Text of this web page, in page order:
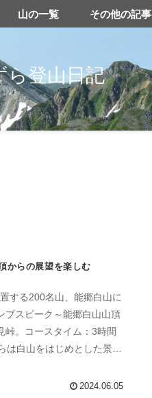
ら登山日記
山の一覧 その他の記事
からの展望を楽しむ
する200名山、能郷白山に
ブスピーク～能郷白山山頂
峠。コースタイム：3時間
白山をはじめとした景色
2024.06.05